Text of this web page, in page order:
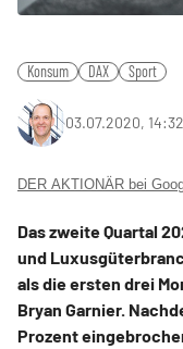
Konsum DAX Sport
03.07.2020, 14:32
DER AKTIONÄR bei
Das zweite Quartal
und
als die ersten drei
Bryan Garnier.
Prozent